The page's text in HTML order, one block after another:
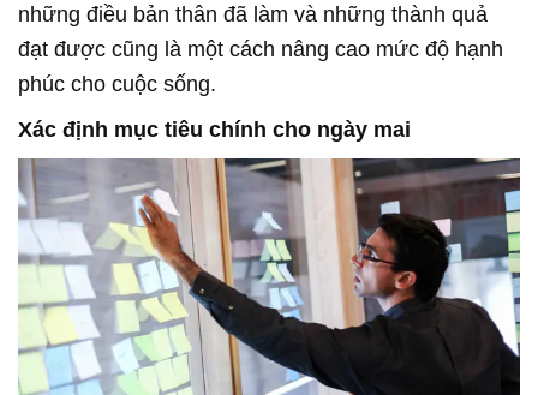
những điều bản thân đã làm và những thành quả
đạt được cũng là một cách nâng cao mức độ hạnh
phúc cho cuộc sống.
Xác định mục tiêu chính cho ngày mai